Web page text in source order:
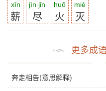
xīn
薪
jìn jǐn
尽
huǒ
火
miè
灭
更多成
奔走相告(意思解释)